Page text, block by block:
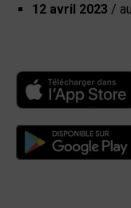
12 avril 2023 /